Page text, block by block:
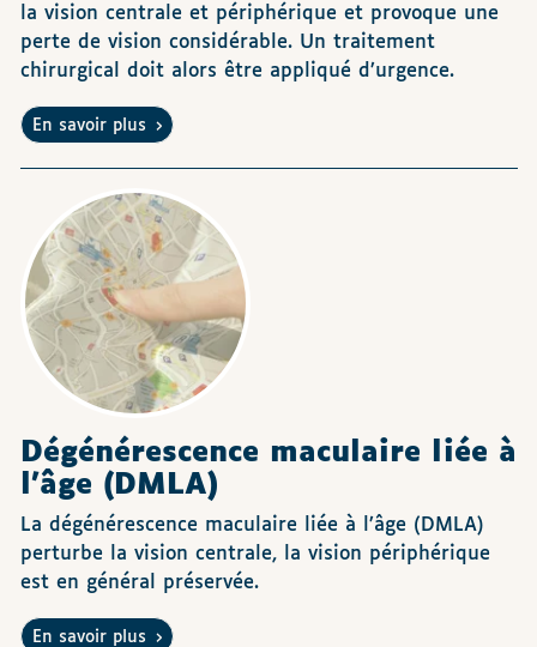
la vision centrale et périphérique et provoque une
perte de vision considérable. Un traitement
chirurgical doit alors être appliqué d’urgence.
En savoir plus
Dégénérescence maculaire liée à
l’âge (DMLA)
La dégénérescence maculaire liée à l’âge (DMLA)
perturbe la vision centrale, la vision périphérique
est en général préservée.
En savoir plus